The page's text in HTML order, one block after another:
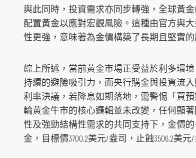
與此同時，投資需求亦同步轉強，全球黃
配置黃金以應對宏觀風險。這種由官方與
性更強，意味著為金價構築了長期且堅實的
綜上所述，當前黃金市場正受益於利多環
持續的避險吸引力，而央行購金與投資流
利率決議，若降息如期落地，需警惕「買
輪黃金牛市的核心邏輯並未改變，任何顯
性及強勁結構性需求的共同支持下，金價的
金，目標價3700.2美元/盎司，止蝕3506.2美元